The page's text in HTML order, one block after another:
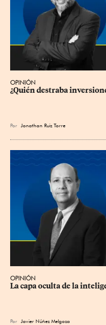
OPINIÓN
¿Quién destraba
Por Jonathan Ruiz Torre
OPINIÓN
La capa oculta de la
Por Javier Núñez Melgoza